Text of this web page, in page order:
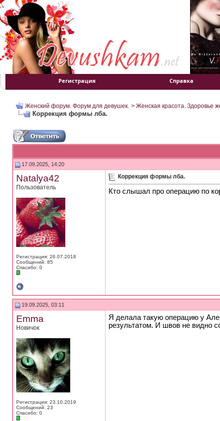
Регистрация Справка
Женский форум. Форум для девушек. > Женская красота. Здоровье
Коррекция формы лба.
17.09.2025, 14:20
Natalya42
Пользователь
Регистрация: 26.07.2018
Сообщений: 85
Спасибо: 0
Коррекция формы лба.
Кто слышал про операцию по
19.09.2025, 03:11
Emma
Новичок
Регистрация: 23.10.2019
Сообщений: 23
Спасибо: 0
Я делала такую операцию у
результатом. И швов не видно